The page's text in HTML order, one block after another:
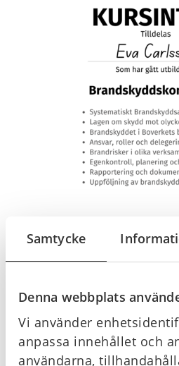
Samtycke
Denna webbplats
Vi använder
anpassa innehållet och
användarna,